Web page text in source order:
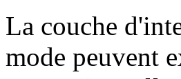
La couche
mode peuvent